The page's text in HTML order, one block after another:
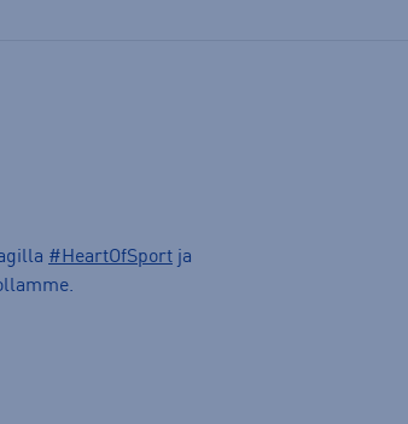
#HeartOfSport ja